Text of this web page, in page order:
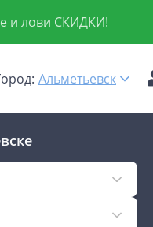
и лови СКИДКИ!
Альметьевск